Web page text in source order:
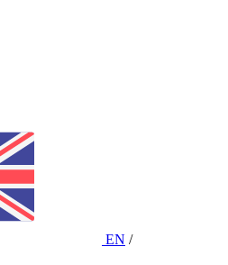
EN /